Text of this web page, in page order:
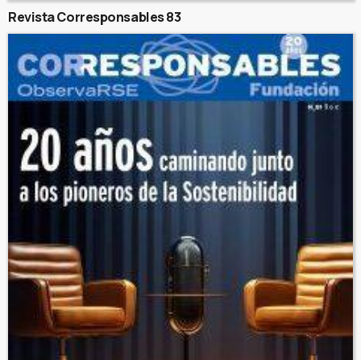
Revista Corresponsables 83